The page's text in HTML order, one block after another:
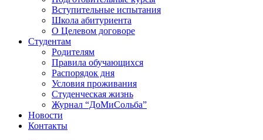
Вступительные испытания
Школа абитуриента
О Целевом договоре
Студентам
Родителям
Правила обучающихся
Распорядок дня
Условия проживания
Студенческая жизнь
Журнал “ДоМиСольба”
Новости
Контакты